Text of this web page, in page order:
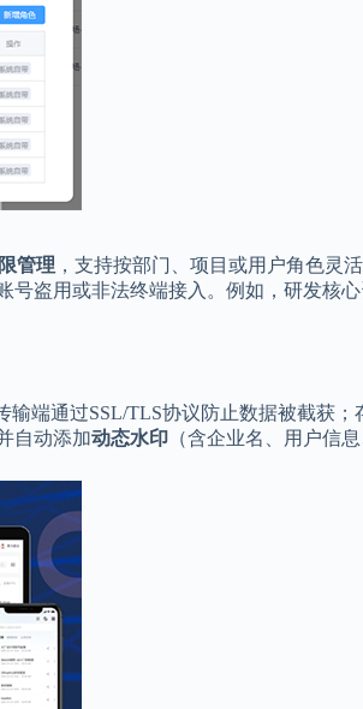
管理 ，支持按部门、项目或用户角色灵
号盗用或非法终端接入。例如，研发核
输端通过SSL/TLS协议防止数据被截获；
自动添加动态水印 （含企业名、用户信